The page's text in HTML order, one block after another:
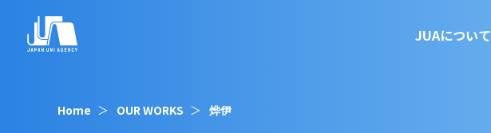
JUAについて
Home OUR WORKS 烨伊